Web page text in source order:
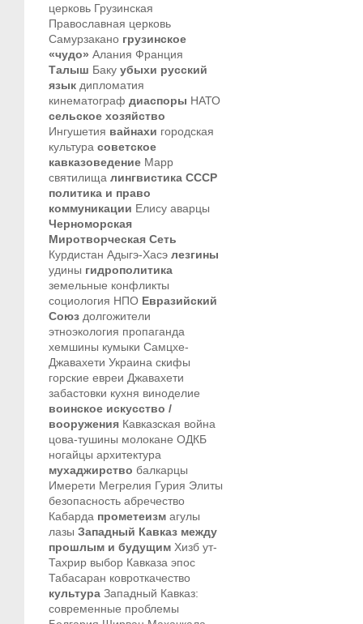
церковь Грузинская
Православная церковь
Самурзакано грузинское
«чудо» Алания Франция
Талыш Баку убыхи русский
язык дипломатия
кинематограф диаспоры НАТО
сельское хозяйство
Ингушетия вайнахи городская
культура советское
кавказоведение Марр
святилища лингвистика СССР
политика и право
коммуникации Елису аварцы
Черноморская
Миротворческая Сеть
Курдистан Адыгэ-Хасэ лезгины
удины гидрополитика
земельные конфликты
социология НПО Евразийский
Союз долгожители
этноэкология пропаганда
хемшины кумыки Самцхе-
Джавахети Украина скифы
горские евреи Джавахети
забастовки кухня виноделие
воинское искусство /
вооружения Кавказская война
цова-тушины молокане ОДКБ
ногайцы архитектура
мухаджирство балкарцы
Имерети Мегрелия Гурия Элиты
безопасность абречество
Кабарда прометеизм агулы
лазы Западный Кавказ между
прошлым и будущим Хизб ут-
Тахрир выбор Кавказа эпос
Табасаран ковроткачество
культура Западный Кавказ:
современные проблемы